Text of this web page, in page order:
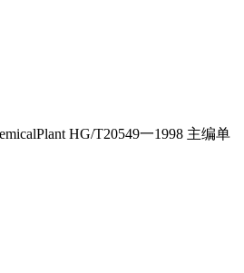
HG/T20549一1998 主编单